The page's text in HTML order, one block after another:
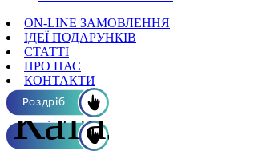
ON-LINE ЗАМОВЛЕННЯ
ІДЕЇ ПОДАРУНКІВ
СТАТТІ
ПРО НАС
КОНТАКТИ
Роздріб
Каталог ОПТ